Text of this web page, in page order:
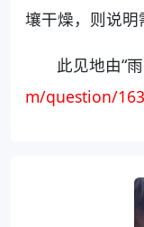
壤干燥，则说明
此见地由“
m/question/